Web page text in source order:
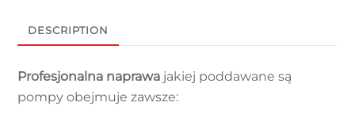
DESCRIPTION
Profesjonalna naprawa jakiej poddawane są
pompy obejmuje zawsze: